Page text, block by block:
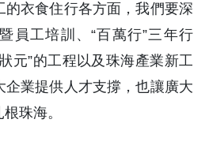
的衣食住行各方面，我們要深
員工培訓、“百萬行”三年行
元”的工程以及珠海產業新工
企業提供人才支撐，也讓廣大
珠海。